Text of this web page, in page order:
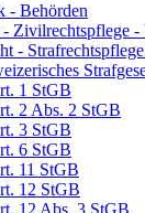
- Behörden
Zivilrechtspflege -
-
1 StGB
2 Abs. 2 StGB
3 StGB
6 StGB
11 StGB
12 StGB
12 Abs. 3 StGB